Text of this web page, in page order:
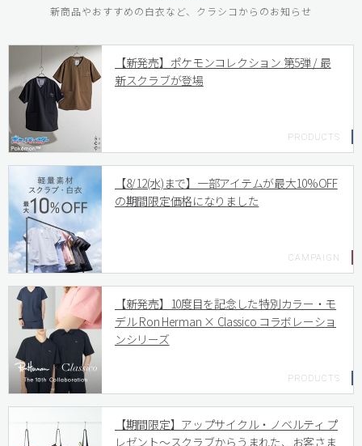
新商品やおすすめの白衣など、クラシコからのお知らせ
【新発売】ポケモンコレクション 第5弾 / 最
新スクラブが登場
【8/12(水)まで】一部アイテムが最大10%OFF
の期間限定価格になりました
【新発売】10度目を記念した特別カラー・モ
デル Ron Herman × Classico コラボレーショ
ンシリーズ
【期間限定】アップサイクル・ノベルティ プ
レゼント〜スクラブからうまれた、お客さま